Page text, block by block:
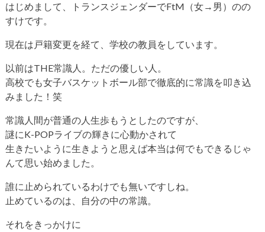
はじめまして、トランスジェンダーでFtM（女→男）のの
すけです。
現在は戸籍変更を経て、学校の教員をしています。
以前はTHE常識人。ただの優しい人。
高校でも女子バスケットボール部で徹底的に常識を叩き込
みました！笑
常識人間が普通の人生歩もうとしたのですが、
謎にK-POPライブの輝きに心動かされて
生きたいように生きようと思えば本当は何でもできるじゃ
んて思い始めました。
誰に止められているわけでも無いですしね。
止めているのは、自分の中の常識。
それをきっかけに